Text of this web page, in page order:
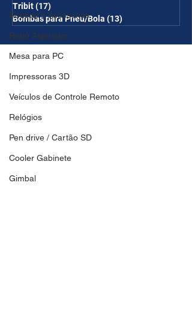
Roupas e Acessórios
Robô Aspirador
Mesa para PC
Impressoras 3D
Veículos de Controle Remoto
Relógios
Pen drive / Cartão SD
Cooler Gabinete
Gimbal
Tribit(17)
Bombas para Pneu/Bola (13)